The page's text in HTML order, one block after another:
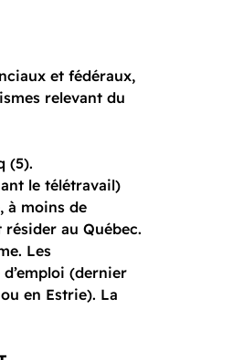
et fédéraux,
relevant du
(5).
le télétravail)
à moins de
au Québec.
Les
(dernier
en Estrie). La